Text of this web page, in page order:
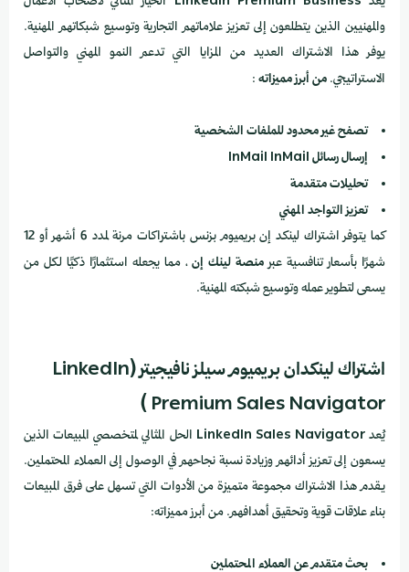
والمهنيين الذين يتطلعون إلى تعزيز علاماتهم التجارية وتوسيع شبكاتهم المهنية.
يوفر هذا الاشتراك العديد من المزايا التي تدعم النمو المهني والتواصل
الاستراتيجي. من أبرز مميزاته :
تصفح غير محدود للملفات الشخصية
إرسال رسائل InMail InMail
تحليلات متقدمة
تعزيز التواجد المهني
كما يتوفر اشتراك لينكد إن بريميوم بزنس باشتراكات مرنة لمدد 6 أشهر أو 12
شهرًا بأسعار تنافسية عبرمنصة لينك إن، مما يجعله استثمارًا ذكيًا لكل من
يسعى لتطوير عمله وتوسيع شبكته المهنية.
اشتراك لينكدان بريميوم سيلز نافيجيتر (LinkedIn
Premium Sales Navigator )
يُعدLinkedIn Sales Navigator الحل المثالي لمتخصصي المبيعات الذين
يسعون إلى تعزيز أدائهم وزيادة نسبة نجاحهم في الوصول إلى العملاء المحتملين.
يقدم هذا الاشتراك مجموعة متميزة من الأدوات التي تسهل على فرق المبيعات
بناء علاقات قوية وتحقيق أهدافهم. من أبرز مميزاته:
بحث متقدم عن العملاء المحتملين